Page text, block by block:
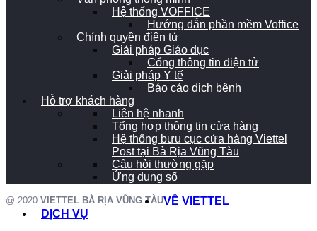
Hệ thống VOFFICE
Hướng dẫn phần mềm Voffice
Chính quyền điện tử
Giải pháp Giáo dục
Cổng thông tin điện tử
Giải pháp Y tế
Báo cáo dịch bệnh
Hỗ trợ khách hàng
Liên hệ nhanh
Tổng hợp thông tin cửa hàng
Hệ thống bưu cục cửa hàng Viettel
Post tại Bà Rịa Vũng Tàu
Câu hỏi thường gặp
Ứng dụng số
@ 2020 VIETTEL BÀ RỊA VŨNG TÀUVỀ VIETTEL
DỊCH VỤ